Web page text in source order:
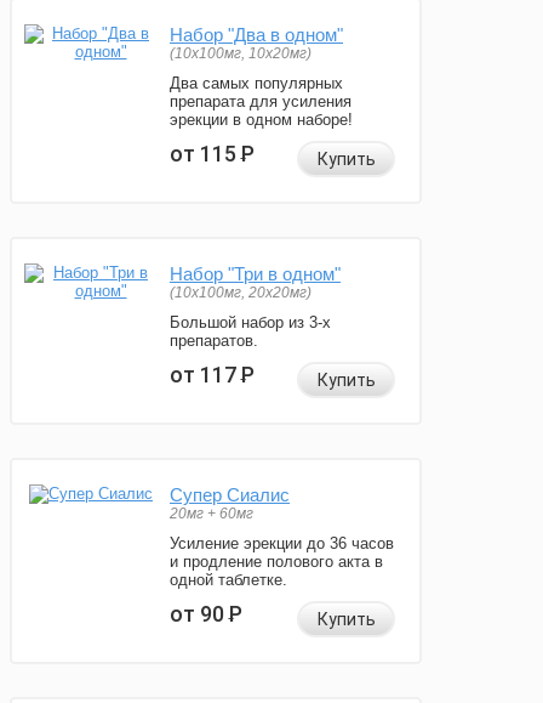
Набор "Два в одном"
(10x100мг, 10x20мг)
Два самых популярных
препарата для усиления
эрекции в одном наборе!
от 115Р Купить
Набор "Три в одном"
(10x100мг, 20x20мг)
Большой набор из 3-х
препаратов.
от 117Р Купить
Супер Сиалис
20мг + 60мг
Усиление эрекции до 36 часов
и продление полового акта в
одной таблетке.
от 90Р Купить